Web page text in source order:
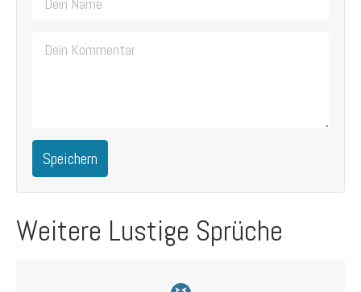
Speichern
Weitere Lustige Sprüche